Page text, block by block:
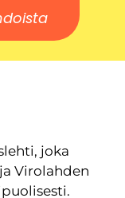
joka
Virolahden